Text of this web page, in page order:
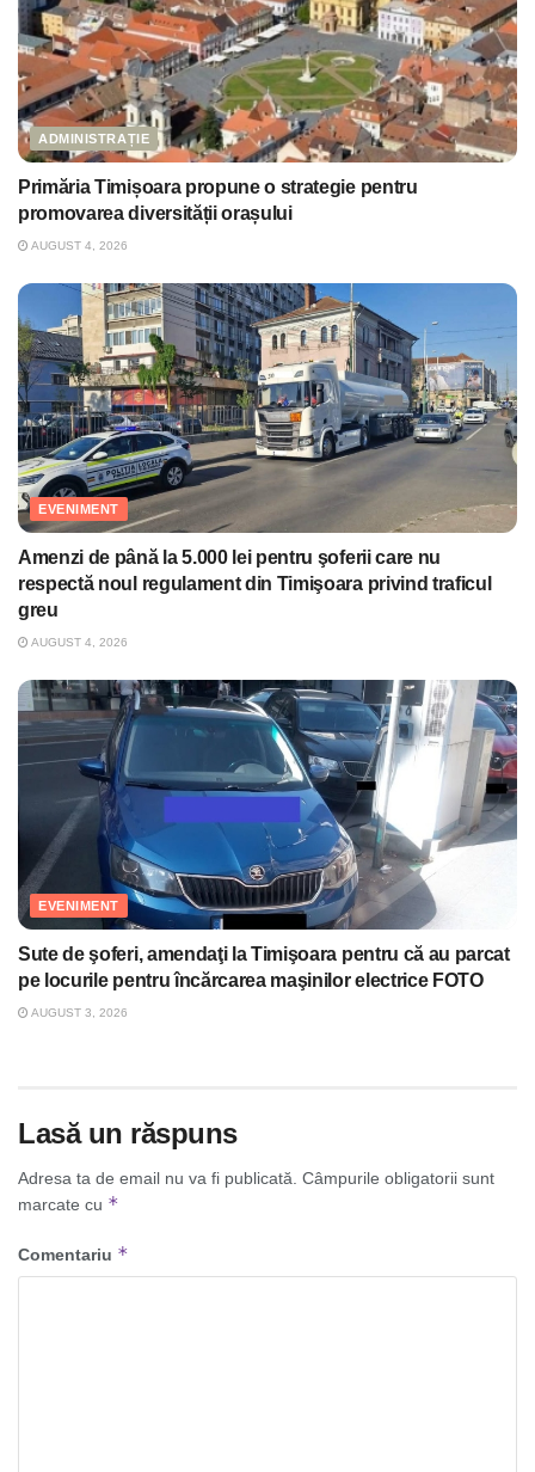
ADMINISTRAȚIE
Primăria Timișoara propune o strategie pentru
promovarea diversității orașului
AUGUST 4, 2026
EVENIMENT
Amenzi de până la 5.000 lei pentru şoferii care nu
respectă noul regulament din Timişoara privind traficul
greu
AUGUST 4, 2026
EVENIMENT
Sute de şoferi, amendaţi la Timişoara pentru că au parcat
pe locurile pentru încărcarea maşinilor electrice FOTO
AUGUST 3, 2026
Lasă un răspuns
Adresa ta de email nu va fi publicată. Câmpurile obligatorii sunt
marcate cu *
Comentariu *